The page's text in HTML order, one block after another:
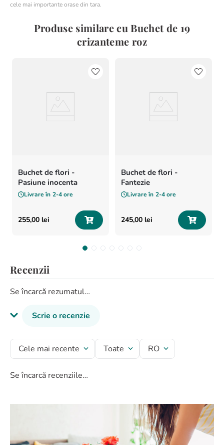
cele mai importante orase din tara.
Produse similare cu Buchet de 19
crizanteme roz
Buchet de flori -
Pasiune inocenta
Livrare în 2-4 ore
255,00 lei
Buchet de flori -
Fantezie
Livrare în 2-4 ore
245,00 lei
Recenzii
Se încarcă rezumatul…
Scrie o recenzie
Titlu recenzie
Cele mai recente Toate RO
Se încarcă recenziile…